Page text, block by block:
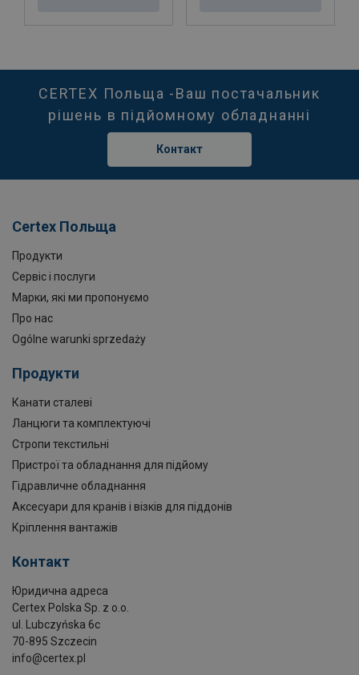
CERTEX Польща -Ваш постачальник
рішень в підйомному обладнанні
Контакт
Certex Польща
Продукти
Сервіс і послуги
Марки, які ми пропонуємо
Про нас
Ogólne warunki sprzedaży
Продукти
Канати сталеві
Ланцюги та комплектуючі
Стропи текстильні
Пристрої та обладнання для підйому
Гідравличне обладнання
Аксесуари для кранів і візків для піддонів
Кріплення вантажів
Контакт
Юридична адреса
Certex Polska Sp. z o.o.
ul. Lubczyńska 6c
70-895 Szczecin
info@certex.pl